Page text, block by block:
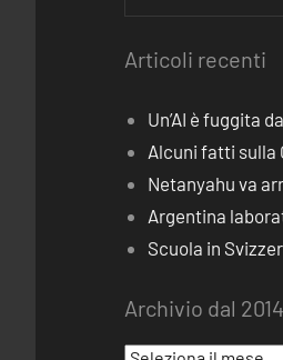
Articoli recenti
Un’AI è fuggita
Alcuni fatti sulla
Netanyahu va
Argentina
Scuola in
Archivio dal 2014